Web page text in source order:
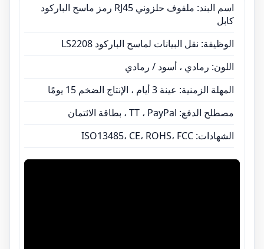
اسم البند: ملفوف حلزوني RJ45 رمز ماسح الباركود
كابل
الوظيفة: نقل البيانات لماسح الباركود LS2208
اللون: رمادي ، أسود / رمادي
المهلة الزمنية: عينة 3 أيام ، الإنتاج الضخم 15 يومًا
مصطلح الدفع: TT ، PayPal ، بطاقة الائتمان
الشهادات: ISO13485، CE، ROHS، FCC